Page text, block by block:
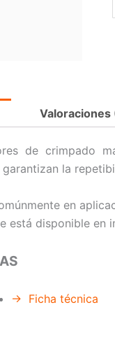
Valoraciones
de crimpado
la
en
está disponible en
→ Ficha técnica